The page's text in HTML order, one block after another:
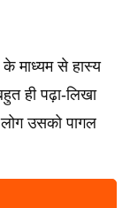
माध्यम से हास्य
ही पढ़ा-लिखा
उसको पागल